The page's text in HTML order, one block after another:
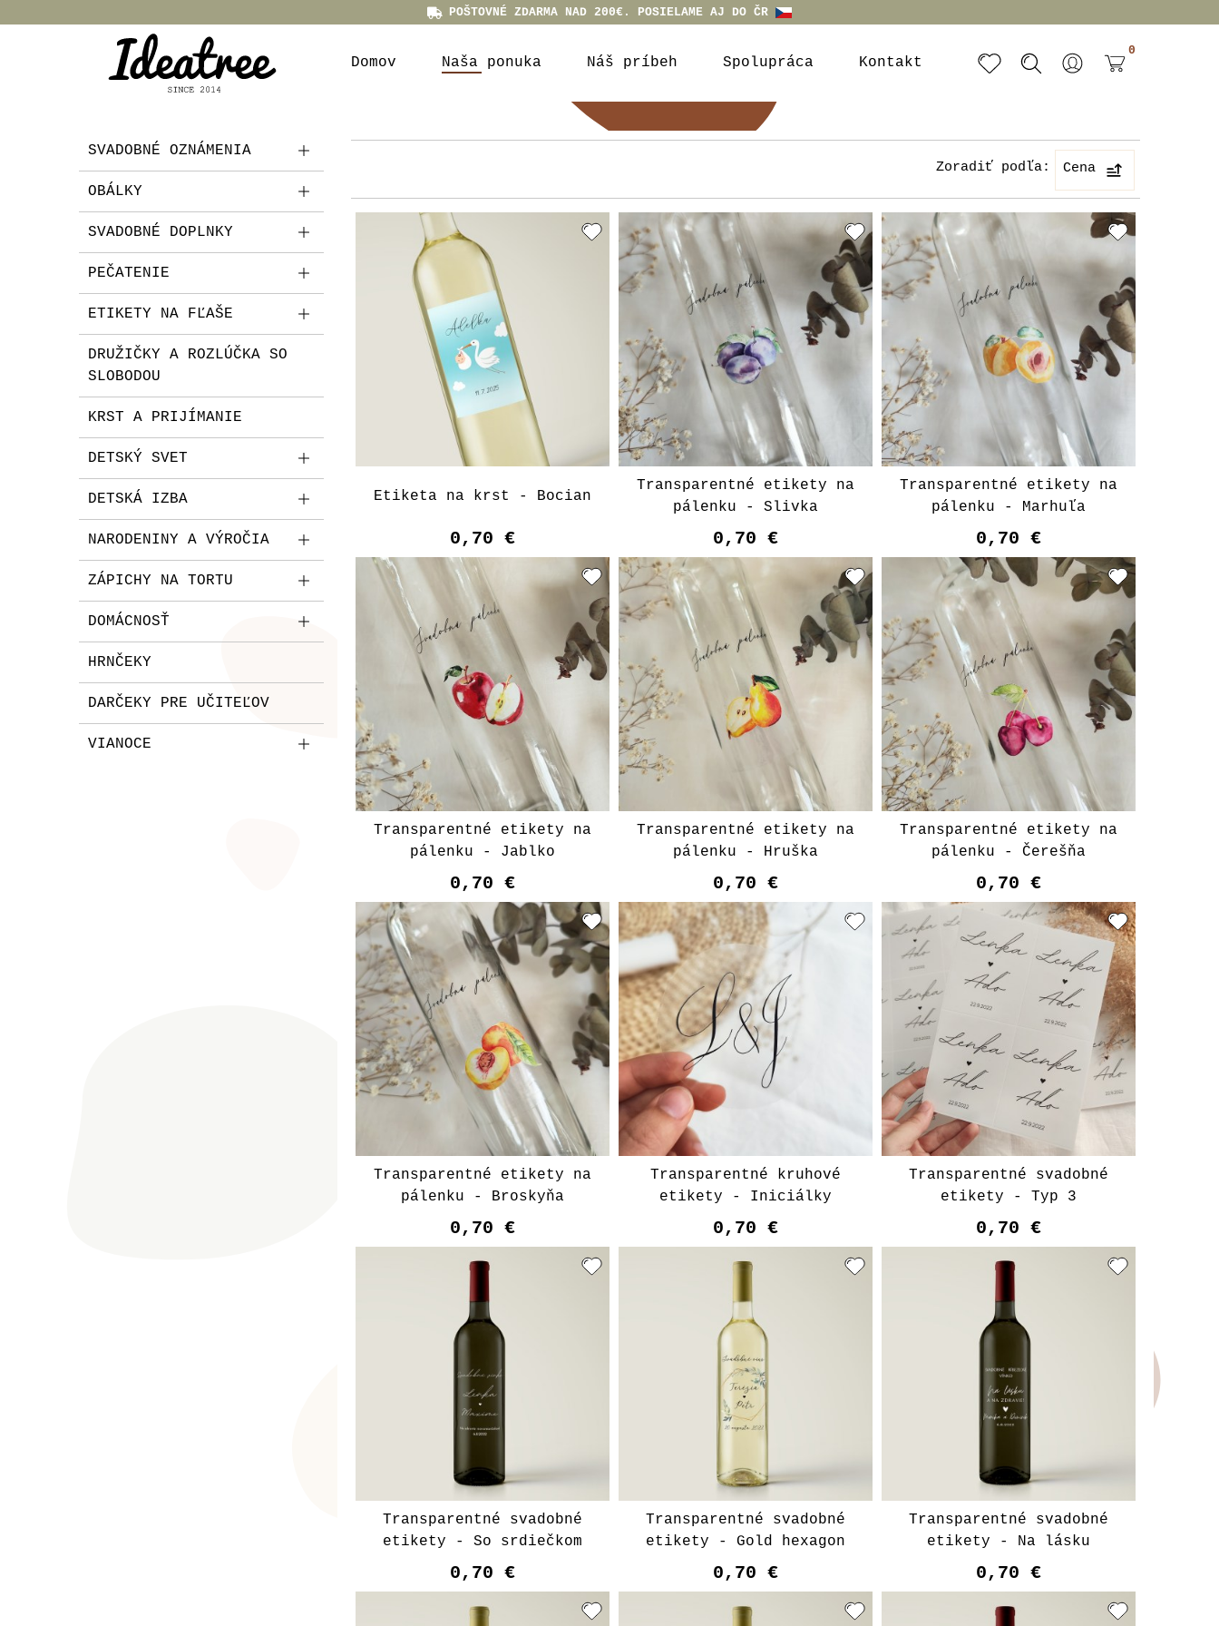
POŠTOVNÉ ZDARMA NAD 200€. POSIELAME AJ DO ČR
Domov Naša ponuka Náš príbeh Spolupráca Kontakt
0
SVADOBNÉ OZNÁMENIA
OBÁLKY
SVADOBNÉ DOPLNKY
PEČATENIE
ETIKETY NA FĽAŠE
DRUŽIČKY A ROZLÚČKA SO
SLOBODOU
KRST A PRIJÍMANIE
DETSKÝ SVET
DETSKÁ IZBA
NARODENINY A VÝROČIA
ZÁPICHY NA TORTU
DOMÁCNOSŤ
HRNČEKY
DARČEKY PRE UČITEĽOV
VIANOCE
Zoradiť podľa: Cena
Etiketa na krst - Bocian
0,70 €
Transparentné etikety na
pálenku - Slivka
0,70 €
Transparentné etikety na
pálenku - Marhuľa
0,70 €
Transparentné etikety na
pálenku - Jablko
0,70 €
Transparentné etikety na
pálenku - Hruška
0,70 €
Transparentné etikety na
pálenku - Čerešňa
0,70 €
Transparentné etikety na
pálenku - Broskyňa
0,70 €
Transparentné kruhové
etikety - Iniciálky
0,70 €
Vyberte variant
Transparentné svadobné
etikety - Typ 3
0,70 €
Vyberte variant
Transparentné svadobné
etikety - So srdiečkom
0,70 €
Vyberte variant
Transparentné svadobné
etikety - Gold hexagon
0,70 €
Transparentné svadobné
etikety - Na lásku
0,70 €
Vyberte variant